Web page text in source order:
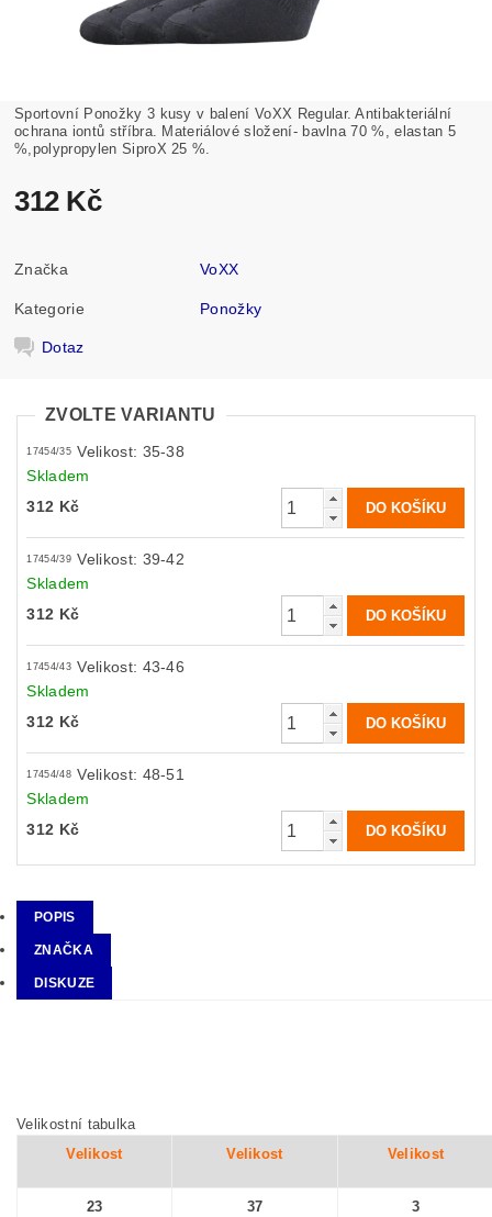
Sportovní Ponožky 3 kusy v balení VoXX Regular. Antibakteriální
ochrana iontů stříbra. Materiálové složení- bavlna 70 %, elastan 5
%,polypropylen SiproX 25 %.
312 Kč
Značka VoXX
Kategorie Ponožky
Dotaz
ZVOLTE VARIANTU
17454/35 Velikost: 35-38
Skladem
312 Kč
17454/39 Velikost: 39-42
Skladem
312 Kč
17454/43 Velikost: 43-46
Skladem
312 Kč
17454/48 Velikost: 48-51
Skladem
312 Kč
POPIS
ZNAČKA
DISKUZE
Velikostní tabulka
Velikost
Velikost Velikost
23 37 3